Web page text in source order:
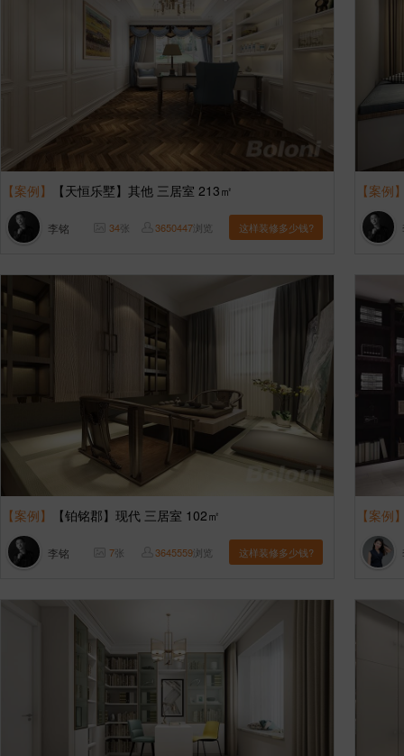
【案例】 【天恒乐墅】其他 三居室 213㎡
李铭 34张 3650447浏览 这样装修多少钱?
【案例
【案例】 【铂铭郡】现代 三居室 102㎡
李铭 7张 3645559浏览 这样装修多少钱?
【案例